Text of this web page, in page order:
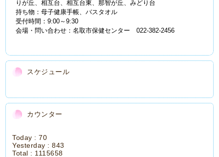
りが丘、相互台、相互台東、那智が丘、みどり台
持ち物：母子健康手帳、バスタオル
受付時間：9:00～9:30
会場・問い合わせ：名取市保健センター 022-382-2456
スケジュール
カウンター
Today :70
Yesterday :843
Total : 1115658